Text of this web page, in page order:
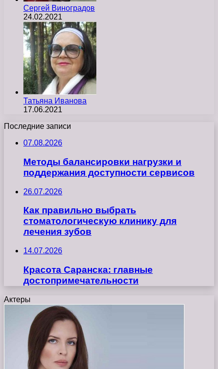
Сергей Виноградов
24.02.2021
Татьяна Иванова
17.06.2021
Последние записи
07.08.2026
Методы балансировки нагрузки и
поддержания доступности сервисов
26.07.2026
Как правильно выбрать
стоматологическую клинику для
лечения зубов
14.07.2026
Красота Саранска: главные
достопримечательности
Актеры